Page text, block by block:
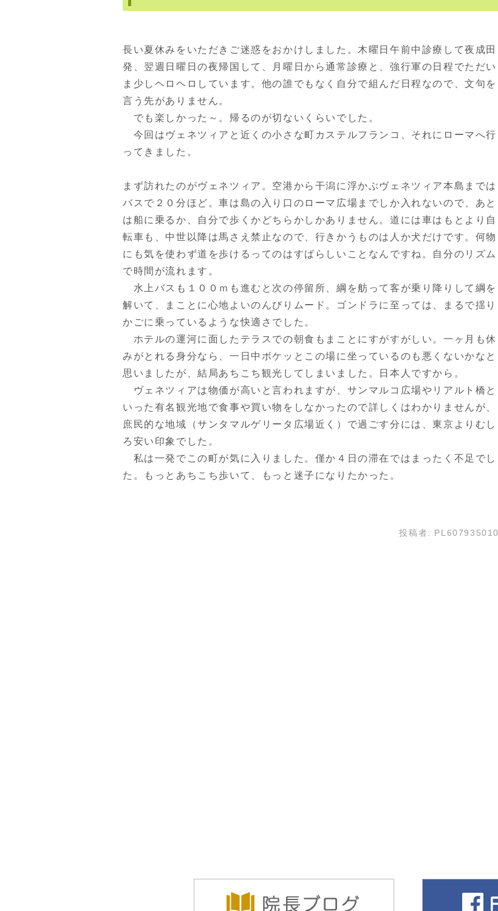
長い夏休みをいただきご迷惑をおかけしました。木曜日午前中診療して夜成田
発、翌週日曜日の夜帰国して、月曜日から通常診療と、強行軍の日程でただい
ま少しヘロヘロしています。他の誰でもなく自分で組んだ日程なので、文句を
言う先がありません。
でも楽しかった～。帰るのが切ないくらいでした。
今回はヴェネツィアと近くの小さな町カステルフランコ、それにローマへ行
ってきました。
まず訪れたのがヴェネツィア。空港から干潟に浮かぶヴェネツィア本島までは
バスで２０分ほど。車は島の入り口のローマ広場までしか入れないので、あと
は船に乗るか、自分で歩くかどちらかしかありません。道には車はもとより自
転車も、中世以降は馬さえ禁止なので、行きかうものは人か犬だけです。何物
にも気を使わず道を歩けるってのはすばらしいことなんですね。自分のリズム
で時間が流れます。
水上バスも１００ｍも進むと次の停留所、綱を舫って客が乗り降りして綱を
解いて、まことに心地よいのんびりムード。ゴンドラに至っては、まるで揺り
かごに乗っているような快適さでした。
ホテルの運河に面したテラスでの朝食もまことにすがすがしい。一ヶ月も休
みがとれる身分なら、一日中ボケッとこの場に坐っているのも悪くないかなと
思いましたが、結局あちこち観光してしまいました。日本人ですから。
ヴェネツィアは物価が高いと言われますが、サンマルコ広場やリアルト橋と
いった有名観光地で食事や買い物をしなかったので詳しくはわかりませんが、
庶民的な地域（サンタマルゲリータ広場近く）で過ごす分には、東京よりむし
ろ安い印象でした。
私は一発でこの町が気に入りました。僅か４日の滞在ではまったく不足でし
た。もっとあちこち歩いて、もっと迷子になりたかった。
投稿者: PL607935010